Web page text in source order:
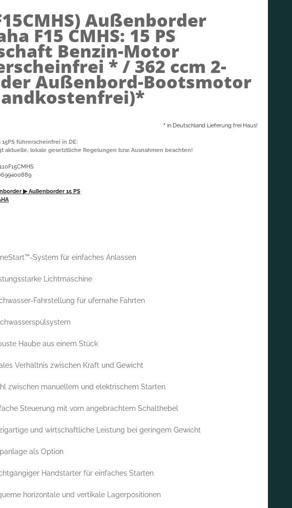
Außenborder
F15 CMHS: 15 PS
Benzin-Motor
* / 362 ccm 2-
Außenbord-Bootsmotor
* in Deutschland Lieferung frei Haus!
führerscheinfrei in DE:
aktuelle, lokale gesetztliche Regelungen bzw. Ausnahmen beachten!
110F15CMHS
▶ Außenborder 15 PS
System für einfaches Anlassen
Lichtmaschine
Fahrstellung für ufernahe Fahrten
Haube aus einem Stück
Verhältnis zwischen Kraft und Gewicht
zwischen manuellem und elektrischem Starten
Steuerung mit vorn angebrachtem Schalthebel
und wirtschaftliche Leistung bei geringem Gewicht
als Option
Handstarter für einfaches Starten
horizontale und vertikale Lagerpositionen